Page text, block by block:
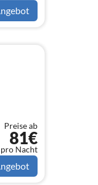
Preise ab
81€
pro Nacht